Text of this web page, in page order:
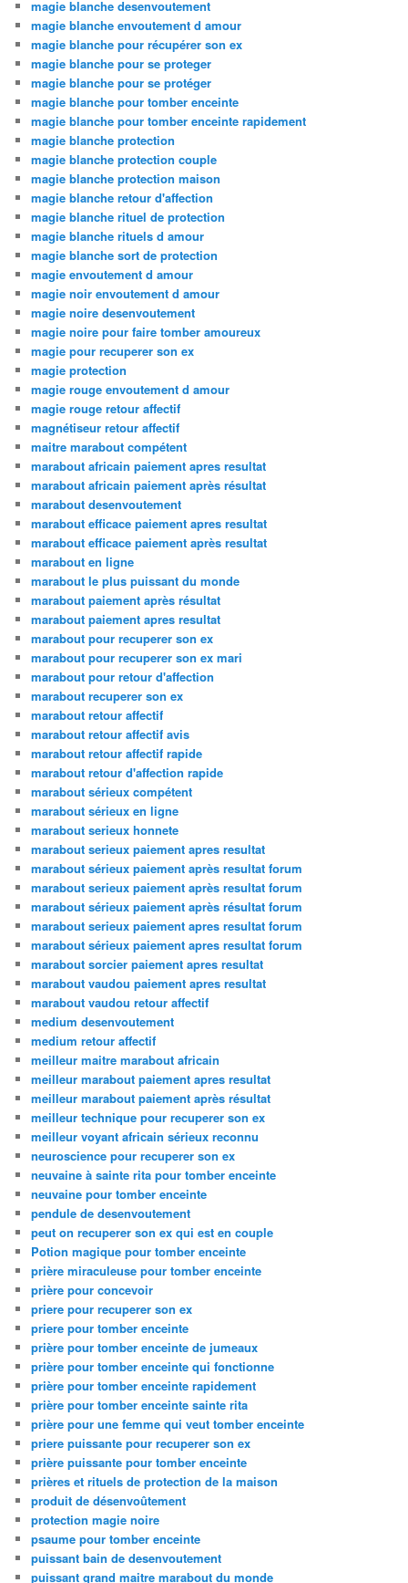
magie blanche desenvoutement
magie blanche envoutement d amour
magie blanche pour récupérer son ex
magie blanche pour se proteger
magie blanche pour se protéger
magie blanche pour tomber enceinte
magie blanche pour tomber enceinte rapidement
magie blanche protection
magie blanche protection couple
magie blanche protection maison
magie blanche retour d'affection
magie blanche rituel de protection
magie blanche rituels d amour
magie blanche sort de protection
magie envoutement d amour
magie noir envoutement d amour
magie noire desenvoutement
magie noire pour faire tomber amoureux
magie pour recuperer son ex
magie protection
magie rouge envoutement d amour
magie rouge retour affectif
magnétiseur retour affectif
maitre marabout compétent
marabout africain paiement apres resultat
marabout africain paiement après résultat
marabout desenvoutement
marabout efficace paiement apres resultat
marabout efficace paiement après resultat
marabout en ligne
marabout le plus puissant du monde
marabout paiement après résultat
marabout paiement apres resultat
marabout pour recuperer son ex
marabout pour recuperer son ex mari
marabout pour retour d'affection
marabout recuperer son ex
marabout retour affectif
marabout retour affectif avis
marabout retour affectif rapide
marabout retour d'affection rapide
marabout sérieux compétent
marabout sérieux en ligne
marabout serieux honnete
marabout serieux paiement apres resultat
marabout sérieux paiement après resultat forum
marabout serieux paiement après resultat forum
marabout sérieux paiement après résultat forum
marabout serieux paiement apres resultat forum
marabout sérieux paiement apres resultat forum
marabout sorcier paiement apres resultat
marabout vaudou paiement apres resultat
marabout vaudou retour affectif
medium desenvoutement
medium retour affectif
meilleur maitre marabout africain
meilleur marabout paiement apres resultat
meilleur marabout paiement après résultat
meilleur technique pour recuperer son ex
meilleur voyant africain sérieux reconnu
neuroscience pour recuperer son ex
neuvaine à sainte rita pour tomber enceinte
neuvaine pour tomber enceinte
pendule de desenvoutement
peut on recuperer son ex qui est en couple
Potion magique pour tomber enceinte
prière miraculeuse pour tomber enceinte
prière pour concevoir
priere pour recuperer son ex
priere pour tomber enceinte
prière pour tomber enceinte de jumeaux
prière pour tomber enceinte qui fonctionne
prière pour tomber enceinte rapidement
prière pour tomber enceinte sainte rita
prière pour une femme qui veut tomber enceinte
priere puissante pour recuperer son ex
prière puissante pour tomber enceinte
prières et rituels de protection de la maison
produit de désenvoûtement
protection magie noire
psaume pour tomber enceinte
puissant bain de desenvoutement
puissant grand maitre marabout du monde